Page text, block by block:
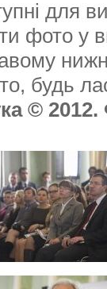
для
фото у
будь
©